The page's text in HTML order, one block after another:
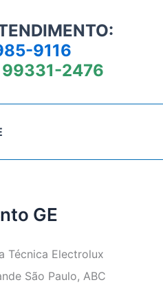
9116
99331-2476
GE
Técnica Electrolux
São Paulo, ABC